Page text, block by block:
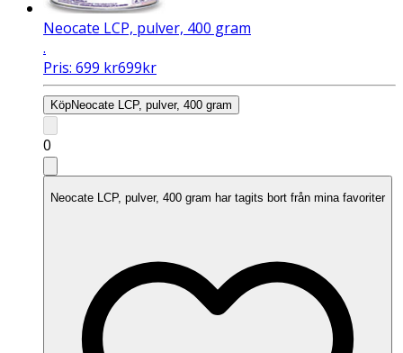
Neocate LCP, pulver, 400 gram
.
Pris: 699 kr699kr
KöpNeocate LCP, pulver, 400 gram
0
Neocate LCP, pulver, 400 gram har tagits bort från mina favoriter